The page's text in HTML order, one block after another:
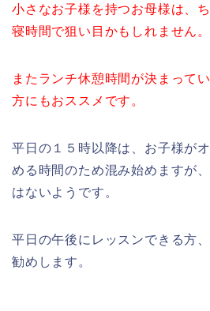
小さなお子様を持つお母様は、
寝時間で狙い目かもしれません。
またランチ休憩時間が決まって
方にもおススメです。
平日の１５時以降は、お子様が
める時間のため混み始めますが
はないようです。
平日の午後にレッスンできる方
勧めします。